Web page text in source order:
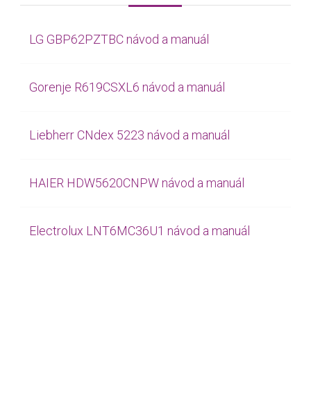
LG GBP62PZTBC návod a manuál
Gorenje R619CSXL6 návod a manuál
Liebherr CNdex 5223 návod a manuál
HAIER HDW5620CNPW návod a manuál
Electrolux LNT6MC36U1 návod a manuál